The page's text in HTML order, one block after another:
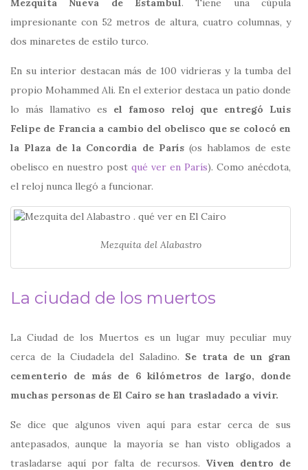
Mezquita Nueva de Estambul. Tiene una cúpula
impresionante con 52 metros de altura, cuatro columnas, y
dos minaretes de estilo turco.
En su interior destacan más de 100 vidrieras y la tumba del
propio Mohammed Ali. En el exterior destaca un patio donde
lo más llamativo es el famoso reloj que entregó Luis
Felipe de Francia a cambio del obelisco que se colocó en
la Plaza de la Concordia de París(os hablamos de este
obelisco en nuestro post qué ver en París). Como anécdota,
el reloj nunca llegó a funcionar.
Mezquita del Alabastro
La ciudad de los muertos
La Ciudad de los Muertos es un lugar muy peculiar muy
cerca de la Ciudadela del Saladino. Se trata de un gran
cementerio de más de 6 kilómetros de largo, donde
muchas personas de El Cairo se han trasladado a vivir.
Se dice que algunos viven aquí para estar cerca de sus
antepasados, aunque la mayoría se han visto obligados a
trasladarse aquí por falta de recursos. Viven dentro de